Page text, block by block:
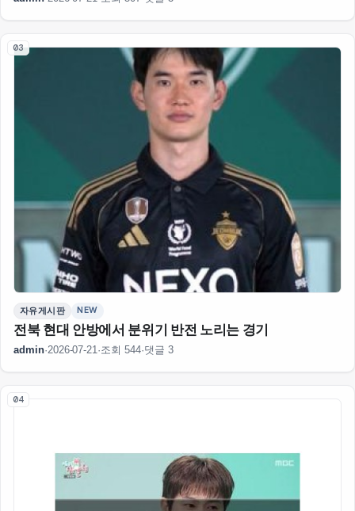
03
자유게시판 NEW
전북 현대 안방에서 분위기 반전 노리는 경기
admin·2026-07-21·조회 544·댓글 3
04